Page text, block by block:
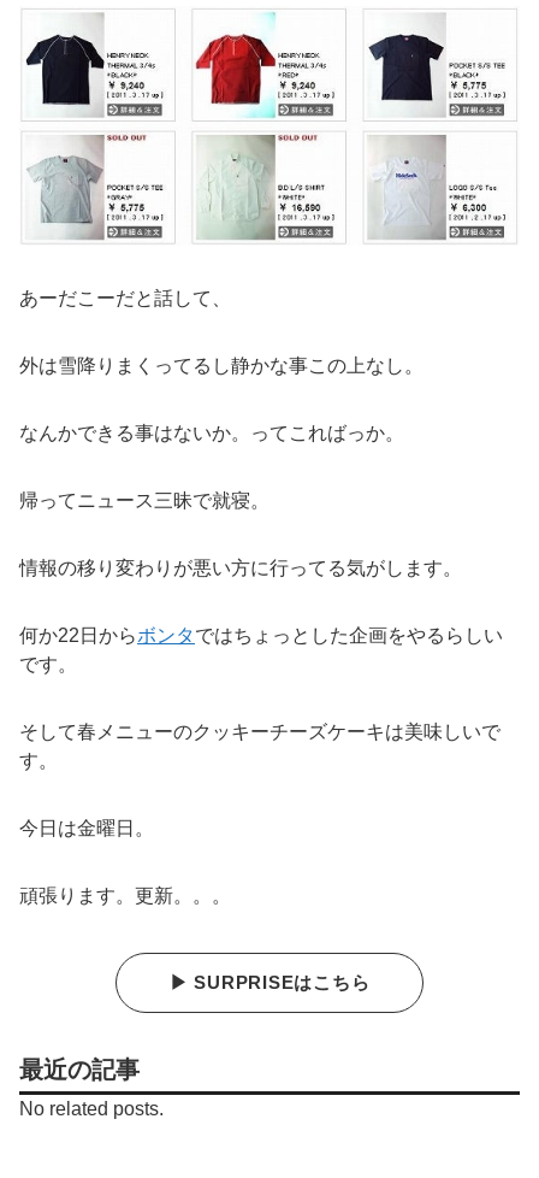
あーだこーだと話して、
外は雪降りまくってるし静かな事この上なし。
なんかできる事はないか。ってこればっか。
帰ってニュース三昧で就寝。
情報の移り変わりが悪い方に行ってる気がします。
何か22日からボンタではちょっとした企画をやるらしい
です。
そして春メニューのクッキーチーズケーキは美味しいで
す。
今日は金曜日。
頑張ります。更新。。。
▶ SURPRISEはこちら
最近の記事
No related posts.